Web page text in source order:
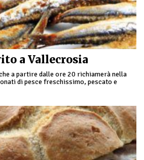
a Vallecrosia
a partire dalle ore 20 richiamerà nella
di pesce freschissimo, pescato e